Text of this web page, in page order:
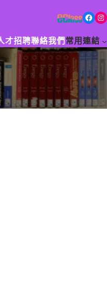
Facebook Instagram
才招聘聯絡我們 常用連結